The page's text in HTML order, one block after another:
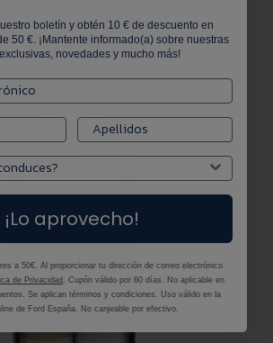
boletín y obtén 10 € de descuento en
50 €. ¡Mantente informado(a) sobre nuestras
novedades y mucho más!
¡Lo aprovecho!
a 50€. Al proporcionar tu dirección de correo electrónico
de Privacidad . Cupón válido por 60 días. No aplicable en
Se aplican términos y condiciones. Uso válido en la
de Ford España. No canjeable por efectivo.